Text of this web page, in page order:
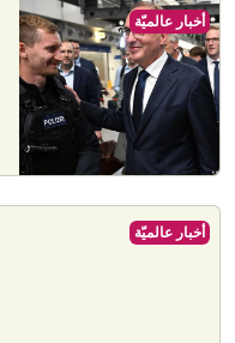
أخبار عالميّة
أخبار عالميّة